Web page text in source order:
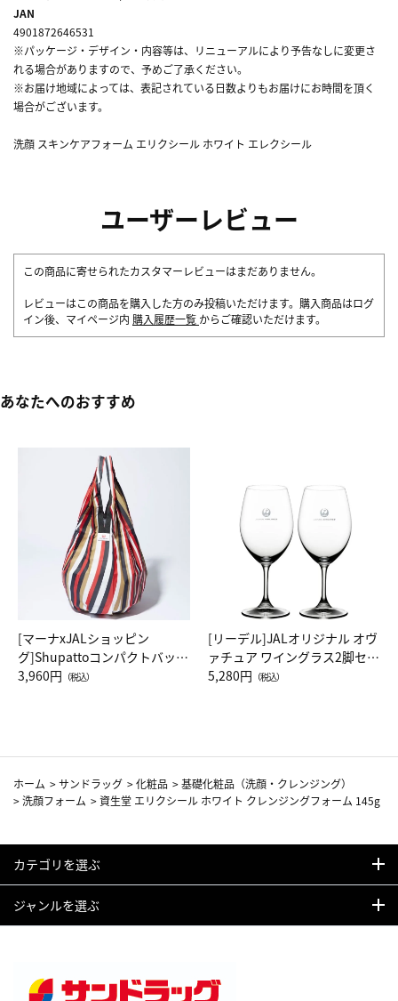
JAN
4901872646531
※パッケージ・デザイン・内容等は、リニューアルにより予告なしに変更さ
れる場合がありますので、予めご了承ください。
※お届け地域によっては、表記されている日数よりもお届けにお時間を頂く
場合がございます。
洗顔 スキンケアフォーム エリクシール ホワイト エレクシール
ユーザーレビュー
この商品に寄せられたカスタマーレビューはまだありません。
レビューはこの商品を購入した方のみ投稿いただけます。購入商品はログ
イン後、マイページ内 購入履歴一覧 からご確認いただけます。
あなたへのおすすめ
[マーナxJALショッピン
グ]Shupattoコンパクトバッグ
Drop JAL客室乗務員（LC）ス
3,960円 （税込）
[リーデル]JALオリジナル オヴ
ァチュア ワイングラス2脚セッ
ト（レッドワイン）
5,280円 （税込）
ホーム >サンドラッグ >化粧品 >基礎化粧品（洗顔・クレンジング）
>洗顔フォーム >資生堂 エリクシール ホワイト クレンジングフォーム 145g
カテゴリを選ぶ
ジャンルを選ぶ